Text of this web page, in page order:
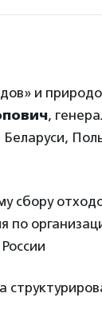
и
,
Беларуси,
сбору
по